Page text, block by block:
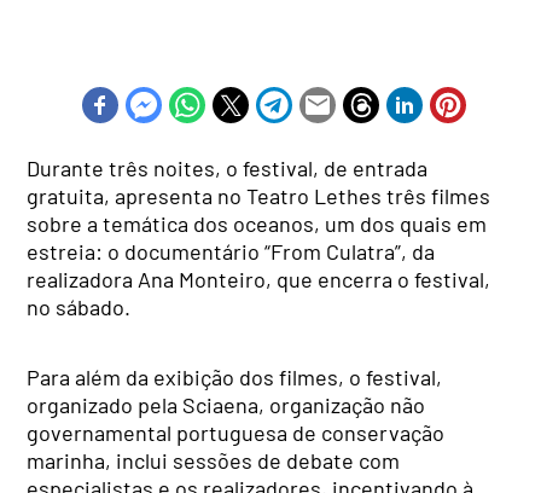
Durante três noites, o festival, de entrada
gratuita, apresenta no Teatro Lethes três filmes
sobre a temática dos oceanos, um dos quais em
estreia: o documentário “From Culatra”, da
realizadora Ana Monteiro, que encerra o festival,
no sábado.
Para além da exibição dos filmes, o festival,
organizado pela Sciaena, organização não
governamental portuguesa de conservação
marinha, inclui sessões de debate com